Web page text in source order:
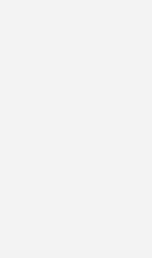
wird lahmgelegt
in Süddeutschland
50.000 Jobs